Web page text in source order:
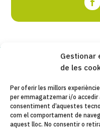
Gestionar
de les
Per oferir les millors
per emmagatzemar i/o
consentiment d’aquestes
com el comportament de
aquest lloc. No consentir o
Copyleft